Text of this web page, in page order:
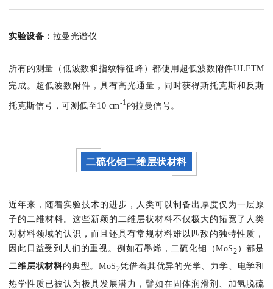
实验设备： 拉曼光谱仪
所有的测量（低波数和指纹特征峰）都使用超低波数附件ULFTM
完成。超低波数附件，具有高光通量，同时获得斯托克斯和反斯
托克斯信号，可测低至10 cm-1 的拉曼信号。
二硫化钼二维层状材料
近年来，随着实验技术的进步，人类可以制备出厚度仅为一层原
子的二维材料。这些新颖的二维层状材料不仅极大的拓宽了人类
对材料领域的认识，而且还具有常规材料难以匹敌的独特性质，
因此日益受到人们的重视。例如石墨烯，二硫化钼（MoS2 ）都是
二维层状材料的典型。MoS2凭借着其优异的光学、力学、电学和
热学性质已被认为极具发展潜力，譬如在固体润滑剂、加氢脱硫